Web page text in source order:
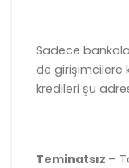
Sadece
de girişimcilere
kredileri şu
Teminatsız –